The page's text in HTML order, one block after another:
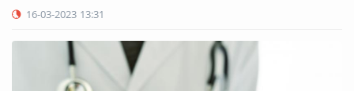
16-03-2023 13:31